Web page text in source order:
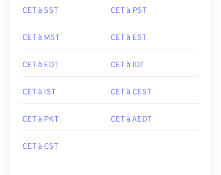
CET à SST CET à PST
CET à MST CET à EST
CET à EDT CET à IDT
CET à IST CET à CEST
CET à PKT CET à AEDT
CET à CST